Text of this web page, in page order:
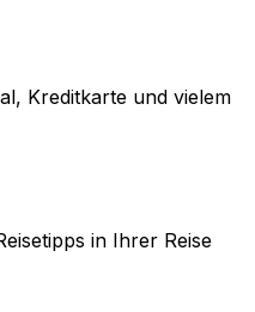
Kreditkarte und vielem
in Ihrer Reise